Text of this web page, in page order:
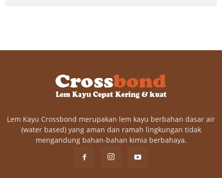
Lem Kayu Crossbond merupakan lem kayu berbahan dasar air
(water based) yang aman dan ramah lingkungan tidak
mengandung bahan-bahan kimia berbahaya.